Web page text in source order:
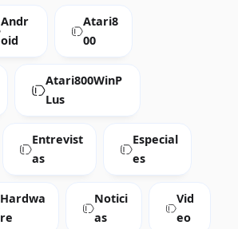
Andr
oid
Atari8
00
Atari800WinP
Lus
Entrevist
as
Especial
es
Hardwa
re
Notici
as
Vid
eo